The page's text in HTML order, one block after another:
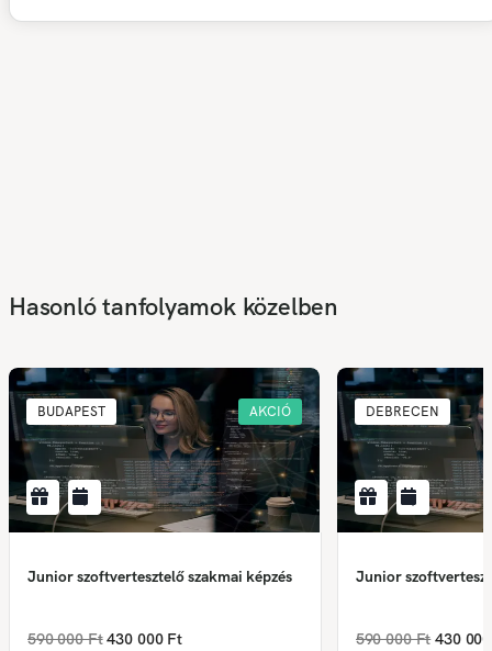
Hasonló tanfolyamok közelben
BUDAPEST AKCIÓ
Junior szoftvertesztelő szakmai képzés
590 000 Ft 430 000 Ft
DEBRECEN
Junior
590 000 Ft 430